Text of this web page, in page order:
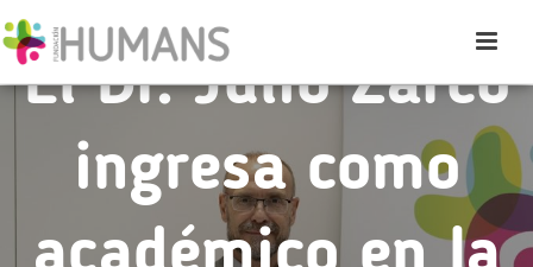
El Dr. Julio Zarco
ingresa como